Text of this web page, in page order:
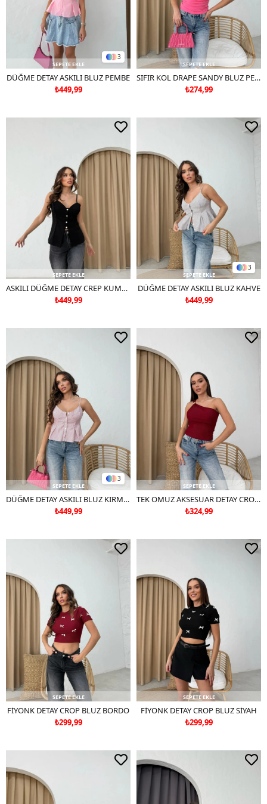
3
SEPETE EKLE
DÜĞME DETAY ASKILI BLUZ PEMBE
₺449,99
SEPETE EKLE
SIFIR KOL DRAPE SANDY BLUZ PEMBE
₺274,99
SEPETE EKLE
ASKILI DÜĞME DETAY CREP KUMAŞ YELEK SİYAH
₺449,99
3
SEPETE EKLE
DÜĞME DETAY ASKILI BLUZ KAHVE
₺449,99
3
SEPETE EKLE
DÜĞME DETAY ASKILI BLUZ KIRMIZI
₺449,99
SEPETE EKLE
TEK OMUZ AKSESUAR DETAY CROP BLUZ BORDO
₺324,99
SEPETE EKLE
FİYONK DETAY CROP BLUZ BORDO
₺299,99
SEPETE EKLE
FİYONK DETAY CROP BLUZ SİYAH
₺299,99